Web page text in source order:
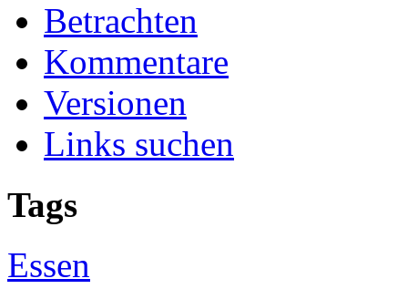
Betrachten
Kommentare
Versionen
Links suchen
Tags
Essen